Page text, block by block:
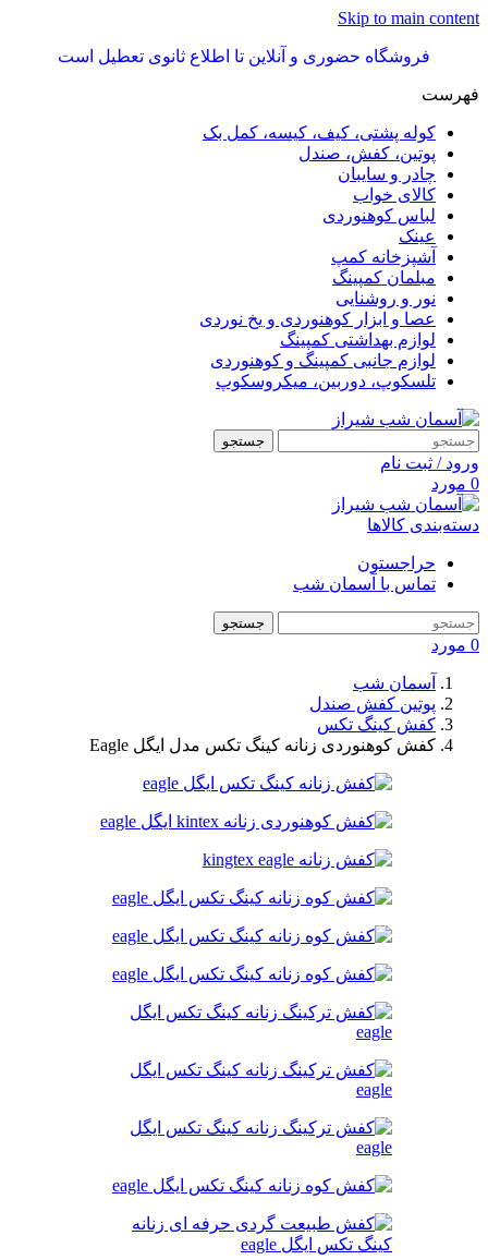
Skip to main content
فروشگاه حضوری و آنلاین تا اطلاع ثانوی تعطیل است
فهرست
کوله پشتی، کیف، کیسه، کمل بک
پوتین، کفش، صندل
چادر و سایبان
کالای خواب
لباس کوهنوردی
عینک
آشپزخانه کمپ
مبلمان کمپینگ
نور و روشنایی
عصا و ابزار کوهنوردی و یخ نوردی
لوازم بهداشتی کمپینگ
لوازم جانبی کمپینگ و کوهنوردی
تلسکوپ، دوربین، میکروسکوپ
جستجو
ورود / ثبت نام
0 مورد
دسته‌بندی کالاها
حراجستون
تماس با آسمان شب
جستجو
0 مورد
آسمان شب
پوتین کفش صندل
کفش کینگ تکس
کفش کوهنوردی زنانه کینگ تکس مدل ایگل Eagle